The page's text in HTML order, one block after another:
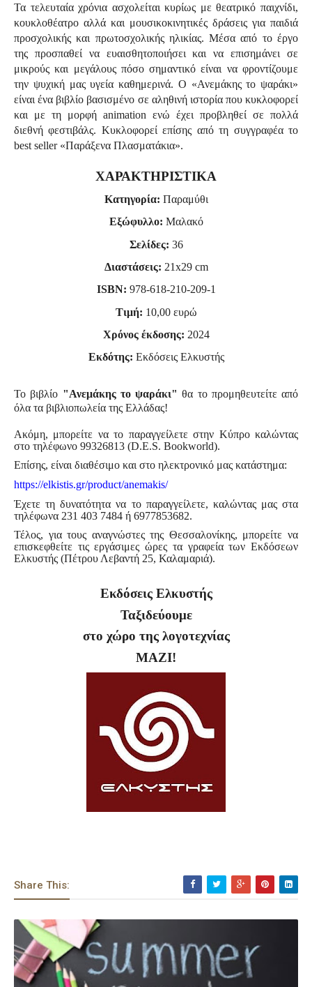
Τα τελευταία χρόνια ασχολείται κυρίως με θεατρικό παιχνίδι,
κουκλοθέατρο αλλά και μουσικοκινητικές δράσεις για παιδιά
προσχολικής και πρωτοσχολικής ηλικίας. Μέσα από το έργο
της προσπαθεί να ευαισθητοποιήσει και να επισημάνει σε
μικρούς και μεγάλους πόσο σημαντικό είναι να φροντίζουμε
την ψυχική μας υγεία καθημερινά. Ο «Ανεμάκης το ψαράκι»
είναι ένα βιβλίο βασισμένο σε αληθινή ιστορία που κυκλοφορεί
και με τη μορφή animation ενώ έχει προβληθεί σε πολλά
διεθνή φεστιβάλς. Κυκλοφορεί επίσης από τη συγγραφέα το
best seller «Παράξενα Πλασματάκια».
ΧΑΡΑΚΤΗΡΙΣΤΙΚΑ
Κατηγορία: Παραμύθι
Εξώφυλλο: Μαλακό
Σελίδες: 36
Διαστάσεις: 21x29 cm
ISBN: 978-618-210-209-1
Τιμή: 10,00 ευρώ
Χρόνος έκδοσης: 2024
Εκδότης: Εκδόσεις Ελκυστής
Το βιβλίο "Ανεμάκης το ψαράκι" θα το προμηθευτείτε από
όλα τα βιβλιοπωλεία της Ελλάδας!
Ακόμη, μπορείτε να το παραγγείλετε στην Κύπρο καλώντας
στο τηλέφωνο 99326813 (D.E.S. Bookworld).
Επίσης, είναι διαθέσιμο και στο ηλεκτρονικό μας κατάστημα:
https://elkistis.gr/product/anemakis/
Έχετε τη δυνατότητα να το παραγγείλετε, καλώντας μας στα
τηλέφωνα 231 403 7484 ή 6977853682.
Τέλος, για τους αναγνώστες της Θεσσαλονίκης, μπορείτε να
επισκεφθείτε τις εργάσιμες ώρες τα γραφεία των Εκδόσεων
Ελκυστής (Πέτρου Λεβαντή 25, Καλαμαριά).
Εκδόσεις Ελκυστής
Ταξιδεύουμε
στο χώρο της λογοτεχνίας
ΜΑΖΙ!
Share This: